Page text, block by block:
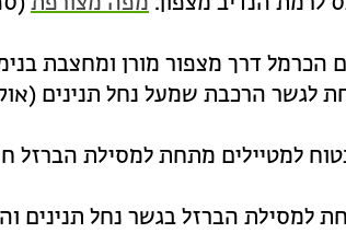
הכרמל דרך מצפור מורן ומחצבת
הרכבת שמעל נחל תנינים (אוקטובר
למטיילים מתחת למסילת הברזל
למסילת הברזל בגשר נחל תנינים